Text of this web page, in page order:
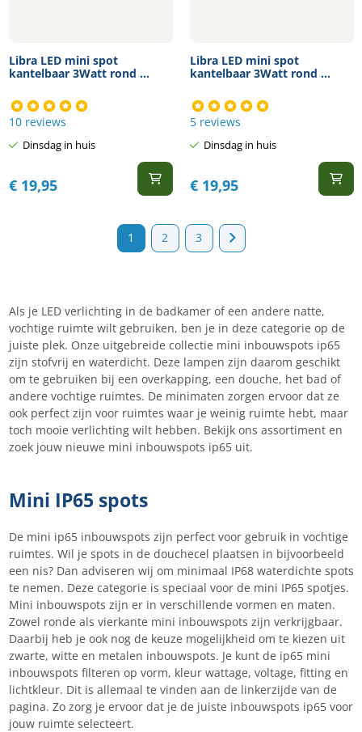
Libra LED mini spot
kantelbaar 3Watt rond ...
10 reviews
Dinsdag in huis
€19,95
Libra LED mini spot
kantelbaar 3Watt rond ...
5 reviews
Dinsdag in huis
€19,95
1 2 3
Als je LED verlichting in de badkamer of een andere natte,
vochtige ruimte wilt gebruiken, ben je in deze categorie op de
juiste plek. Onze uitgebreide collectie mini inbouwspots ip65
zijn stofvrij en waterdicht. Deze lampen zijn daarom geschikt
om te gebruiken bij een overkapping, een douche, het bad of
andere vochtige ruimtes. De minimaten zorgen ervoor dat ze
ook perfect zijn voor ruimtes waar je weinig ruimte hebt, maar
toch mooie verlichting wilt hebben. Bekijk ons assortiment en
zoek jouw nieuwe mini inbouwspots ip65 uit.
Mini IP65 spots
De mini ip65 inbouwspots zijn perfect voor gebruik in vochtige
ruimtes. Wil je spots in de douchecel plaatsen in bijvoorbeeld
een nis? Dan adviseren wij om minimaal IP68 waterdichte spots
te nemen. Deze categorie is speciaal voor de mini IP65 spotjes.
Mini inbouwspots zijn er in verschillende vormen en maten.
Zowel ronde als vierkante mini inbouwspots zijn verkrijgbaar.
Daarbij heb je ook nog de keuze mogelijkheid om te kiezen uit
zwarte, witte en metalen inbouwspots. Je kunt de ip65 mini
inbouwspots filteren op vorm, kleur wattage, voltage, fitting en
lichtkleur. Dit is allemaal te vinden aan de linkerzijde van de
pagina. Zo zorg je ervoor dat je de juiste inbouwspots ip65 voor
jouw ruimte selecteert.